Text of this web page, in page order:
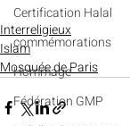
Certification Halal
commémorations
Hommage
Fédération GMP
Interreligieux
Islam
Mosquée de Paris